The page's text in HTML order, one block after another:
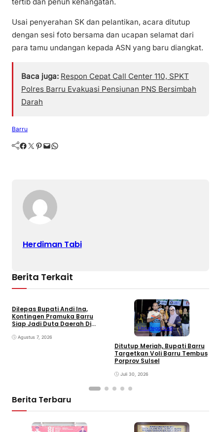
Usai penyerahan SK dan pelantikan, acara ditutup
dengan sesi foto bersama dan ucapan selamat dari
para tamu undangan kepada ASN yang baru diangkat.
Baca juga: Respon Cepat Call Center 110, SPKT
Polres Barru Evakuasi Pensiunan PNS Bersimbah
Darah
Barru
Facebook Twitter Pinterest Mail WhatsApp
Herdiman Tabi
Berita Terkait
Dilepas Bupati Andi Ina,
Kontingen Pramuka Barru
Siap Jadi Duta Daerah Di
Agustus 7, 2026
Uncategorized
Ditutup Meriah, Bupati Barru
Targetkan Voli Barru Tembus
Porprov Sulsel
Juli 30, 2026
Berita Terbaru